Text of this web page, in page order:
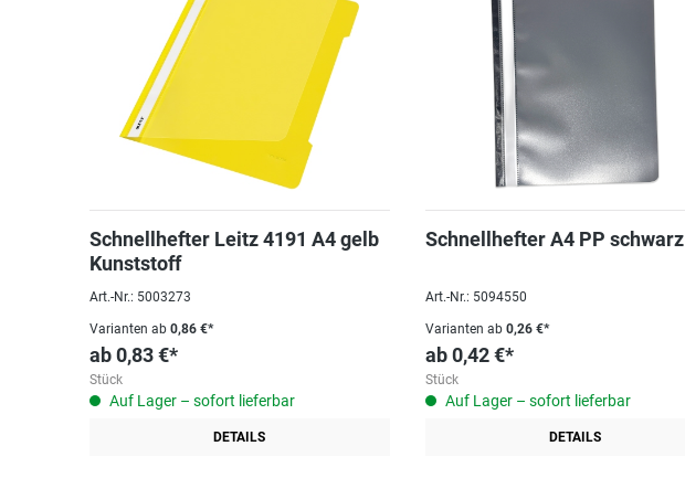
Schnellhefter Leitz 4191 A4 gelb
Kunststoff
Art.-Nr.: 5003273
Varianten ab 0,86 €*
ab0,83 €*
Stück
Auf Lager – sofort lieferbar
DETAILS
Schnellhefter A4 PP schwarz
Art.-Nr.: 5094550
Varianten ab0,26 €*
ab 0,42 €*
Stück
Auf Lager – sofort lieferbar
DETAILS